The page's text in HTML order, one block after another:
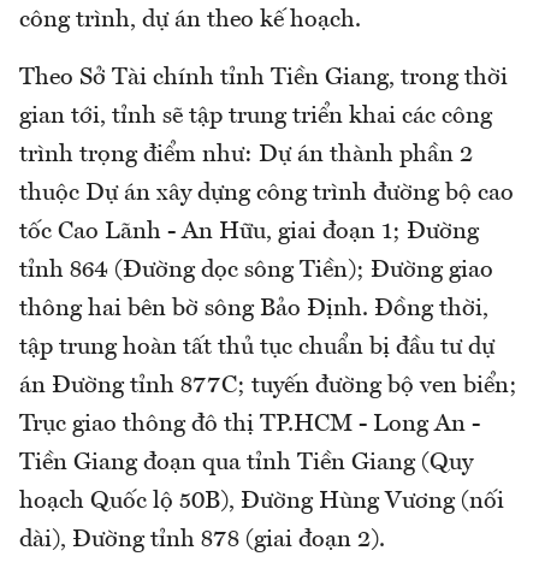
công trình, dự án theo kế hoạch.
Theo Sở Tài chính tỉnh Tiền Giang, trong thời
gian tới, tỉnh sẽ tập trung triển khai các công
trình trọng điểm như: Dự án thành phần 2
thuộc Dự án xây dựng công trình đường bộ cao
tốc Cao Lãnh - An Hữu, giai đoạn 1; Đường
tỉnh 864 (Đường dọc sông Tiền); Đường giao
thông hai bên bờ sông Bảo Định. Đồng thời,
tập trung hoàn tất thủ tục chuẩn bị đầu tư dự
án Đường tỉnh 877C; tuyến đường bộ ven biển;
Trục giao thông đô thị TP.HCM - Long An -
Tiền Giang đoạn qua tỉnh Tiền Giang (Quy
hoạch Quốc lộ 50B), Đường Hùng Vương (nối
dài), Đường tỉnh 878 (giai đoạn 2).